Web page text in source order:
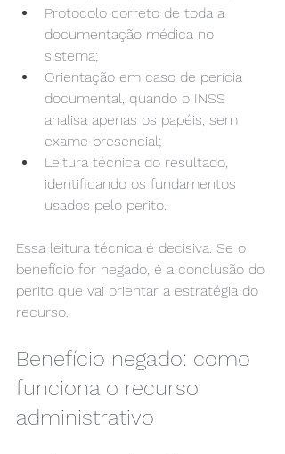
Protocolo correto de toda a
documentação médica no
sistema;
Orientação em caso de perícia
documental, quando o INSS
analisa apenas os papéis, sem
exame presencial;
Leitura técnica do resultado,
identificando os fundamentos
usados pelo perito.
Essa leitura técnica é decisiva. Se o
benefício for negado, é a conclusão do
perito que vai orientar a estratégia do
recurso.
Benefício negado: como
funciona o recurso
administrativo